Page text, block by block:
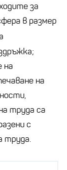
за
в размер
на
на
труда са
с
труда.